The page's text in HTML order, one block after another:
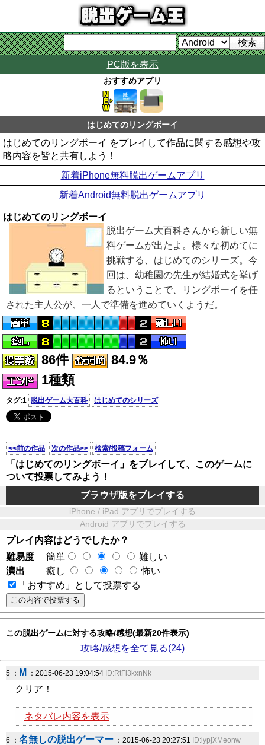
PC版を表示
おすすめアプリ
はじめてのリングボーイ
はじめてのリングボーイ をプレイして作品に関する感想や攻
略内容を皆と共有しよう！
新着iPhone無料脱出ゲームアプリ
新着Android無料脱出ゲームアプリ
はじめてのリングボーイ
脱出ゲーム大百科さんから新しい無
料ゲームが出たよ。様々な初めてに
挑戦する、はじめてのシリーズ。今
回は、幼稚園の先生が結婚式を挙げ
るということで、リングボーイを任
された主人公が、一人で準備を進めていくようだ。
86件
84.9％
1種類
タグ:1 脱出ゲーム大百科 はじめてのシリーズ
<<前の作品 次の作品>> 検索/投稿フォーム
「はじめてのリングボーイ」をプレイして、このゲームに
ついて投票してみよう！
ブラウザ版をプレイする
iPhone / iPad アプリでプレイする
Android アプリでプレイする
プレイ内容はどうでしたか？
難易度
簡単
難しい
演出
癒し
怖い
「おすすめ」として投票する
この脱出ゲームに対する攻略/感想(最新20件表示)
攻略/感想を全て見る(24)
5 ： M ：2015-06-23 19:04:54 ID:RtFl3kxnNk
クリア！
ネタバレ内容を表示
6 ： 名無しの脱出ゲーマー ：2015-06-23 20:27:51 ID:lypjXMeonw